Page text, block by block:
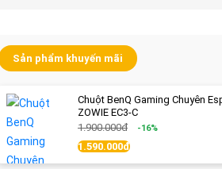
Sản phẩm khuyến mãi
Chuột BenQ Gaming Chuyên
ZOWIE EC3-C
1.900.000đ
-16%
1.590.000đ